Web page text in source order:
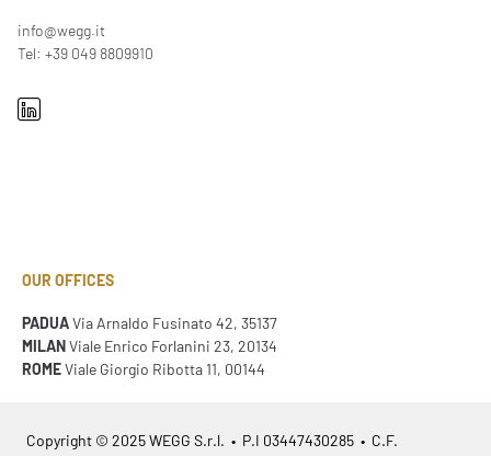
info@wegg.it
Tel: +39 049 8809910
OUR OFFICES
PADUAVia Arnaldo Fusinato 42, 35137
MILANViale Enrico Forlanini 23, 20134
ROMEViale Giorgio Ribotta 11, 00144
Copyright © 2025 WEGG S.r.l. • P.I 03447430285 • C.F.